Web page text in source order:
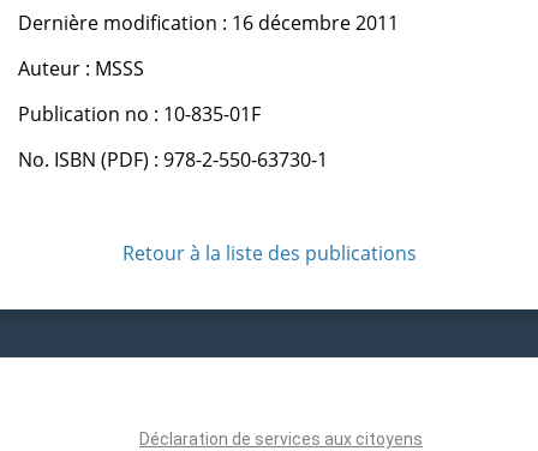
Dernière modification : 16 décembre 2011
Auteur : MSSS
Publication no : 10-835-01F
No. ISBN (PDF) : 978-2-550-63730-1
Retour à la liste des publications
Déclaration de services aux citoyens